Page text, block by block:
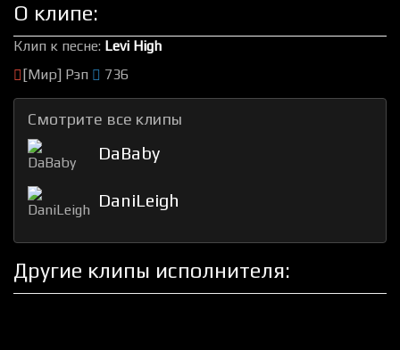
О клипе:
Клип к песне: Levi High
[Мир] Рэп
736
Смотрите все клипы
DaBaby
DaniLeigh
Другие клипы исполнителя: